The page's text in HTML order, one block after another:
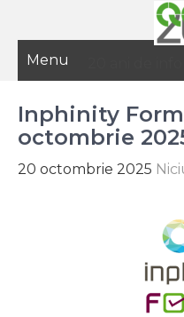
Menu
Inphinity
octombrie
20 octombrie 2025